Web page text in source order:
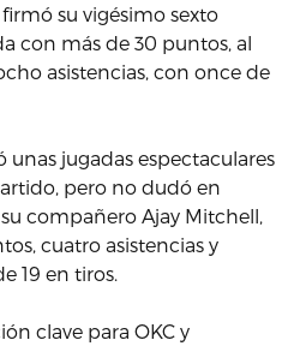
su vigésimo sexto
con más de 30 puntos, al
asistencias, con once de
unas jugadas espectaculares
pero no dudó en
compañero Ajay Mitchell,
cuatro asistencias y
19 en tiros.
clave para OKC y